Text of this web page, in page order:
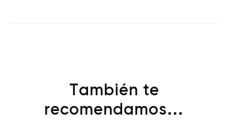
También te
recomendamos…